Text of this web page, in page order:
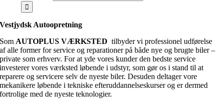
Vestjydsk Autoopretning
Som AUTOPLUS VÆRKSTED tilbyder vi professionel udførelse
af alle former for service og reparationer på både nye og brugte biler –
private som erhverv. For at yde vores kunder den bedste service
investerer vores værksted løbende i udstyr, som gør os i stand til at
reparere og servicere selv de nyeste biler. Desuden deltager vore
mekanikere løbende i tekniske efteruddannelseskurser og er dermed
fortrolige med de nyeste teknologier.